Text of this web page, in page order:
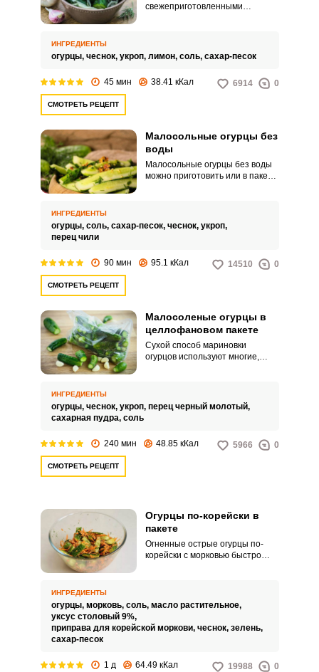
свежеприготовленными
чесноком. Ароматные и
пикантные огурцы придутся по
привередливым членам семьи,
ИНГРЕДИЕНТЫ
огурцы, чеснок, укроп, лимон, соль, сахар-песок
45 мин 38.41 кКал 6914 0
СМОТРЕТЬ РЕЦЕПТ
Малосольные огурцы без
воды
Малосольные огурцы без воды
можно приготовить или в пакете,
чесноком, укропом и острым
перчиком и в пакете.
ИНГРЕДИЕНТЫ
огурцы, соль, сахар-песок, чеснок, укроп,
перец чили
90 мин 95.1 кКал 14510 0
СМОТРЕТЬ РЕЦЕПТ
Малосоленые огурцы в
целлофановом пакете
Сухой способ мариновки
огурцов используют многие,
дать им немного времени
настояться. В результате
приятный пикантный вкус.
ИНГРЕДИЕНТЫ
огурцы, чеснок, укроп, перец черный молотый,
сахарная пудра, соль
240 мин 48.85 кКал 5966 0
СМОТРЕТЬ РЕЦЕПТ
Огурцы по-корейски в
пакете
Огненные острые огурцы по-
корейски с морковью быстро
любителям пикантных блюд.
ИНГРЕДИЕНТЫ
огурцы, морковь, соль, масло растительное,
уксус столовый 9%,
приправа для корейской моркови, чеснок, зелень,
сахар-песок
1 д 64.49 кКал 19988 0